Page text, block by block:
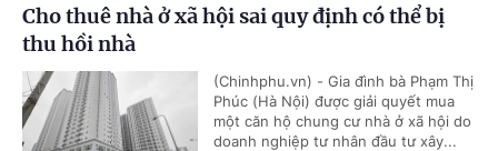
Cho thuê nhà ở xã hội sai quy định có thể bị
thu hồi nhà
(Chinhphu.vn) - Gia đình bà Phạm Thị
Phúc (Hà Nội) được giải quyết mua
một căn hộ chung cư nhà ở xã hội do
doanh nghiệp tư nhân đầu tư xây...